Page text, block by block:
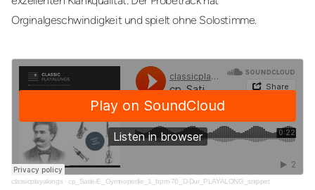
Orginalgeschwindigkeit und spielt ohne Solostimme.
classicplayalongs·cp_Satie-E_Gymnopedie_1_bpm-76_D-Dur_PLAYALONG_snippet